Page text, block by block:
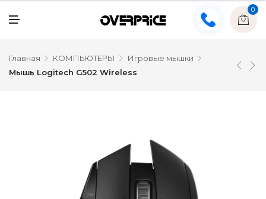
0
Главная КОМПЬЮТЕРЫ
Игровые мышки
Мышь Logitech G502 Wireless